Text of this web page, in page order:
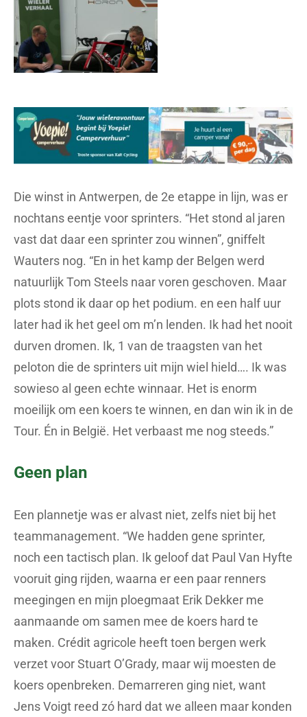
Die winst in Antwerpen, de 2e etappe in lijn, was er
nochtans eentje voor sprinters. “Het stond al jaren
vast dat daar een sprinter zou winnen”, gniffelt
Wauters nog. “En in het kamp der Belgen werd
natuurlijk Tom Steels naar voren geschoven. Maar
plots stond ik daar op het podium. en een half uur
later had ik het geel om m’n lenden. Ik had het nooit
durven dromen. Ik, 1 van de traagsten van het
peloton die de sprinters uit mijn wiel hield…. Ik was
sowieso al geen echte winnaar. Het is enorm
moeilijk om een koers te winnen, en dan win ik in de
Tour. Én in België. Het verbaast me nog steeds.”
Geen plan
Een plannetje was er alvast niet, zelfs niet bij het
teammanagement. “We hadden gene sprinter,
noch een tactisch plan. Ik geloof dat Paul Van Hyfte
vooruit ging rijden, waarna er een paar renners
meegingen en mijn ploegmaat Erik Dekker me
aanmaande om samen mee de koers hard te
maken. Crédit agricole heeft toen bergen werk
verzet voor Stuart O’Grady, maar wij moesten de
koers openbreken. Demarreren ging niet, want
Jens Voigt reed zó hard dat we alleen maar konden